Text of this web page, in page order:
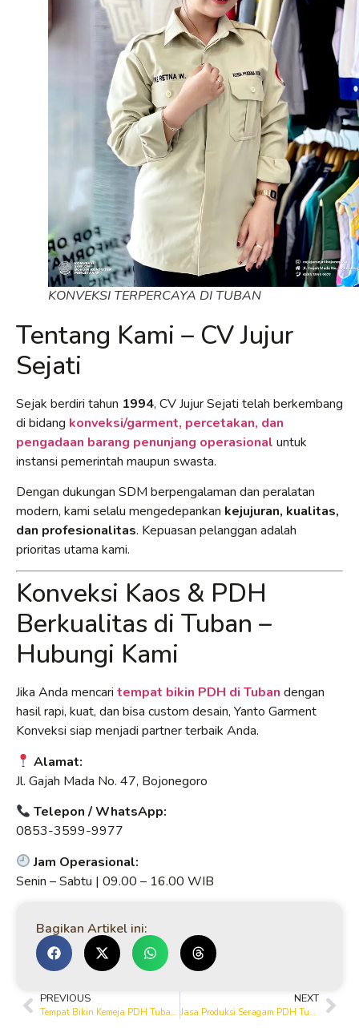
KONVEKSI TERPERCAYA DI TUBAN
Tentang Kami – CV Jujur
Sejati
Sejak berdiri tahun 1994, CV Jujur Sejati telah berkembang
di bidang konveksi/garment, percetakan, dan
pengadaan barang penunjang operasional untuk
instansi pemerintah maupun swasta.
Dengan dukungan SDM berpengalaman dan peralatan
modern, kami selalu mengedepankan kejujuran, kualitas,
dan profesionalitas. Kepuasan pelanggan adalah
prioritas utama kami.
Konveksi Kaos & PDH
Berkualitas di Tuban –
Hubungi Kami
Jika Anda mencari tempat bikin PDH di Tuban dengan
hasil rapi, kuat, dan bisa custom desain, Yanto Garment
Konveksi siap menjadi partner terbaik Anda.
Alamat:
Jl. Gajah Mada No. 47, Bojonegoro
Telepon / WhatsApp:
0853-3599-9977
Jam Operasional:
Senin – Sabtu | 09.00 – 16.00 WIB
Bagikan Artikel ini:
PREVIOUS
Tempat Bikin Kemeja PDH Tuban untuk Event & Komunitas
NEXT
Jasa Produksi Seragam PDH Tuban Berkualitas Premium